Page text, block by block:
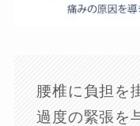
腰椎に負担を
過度の緊張を